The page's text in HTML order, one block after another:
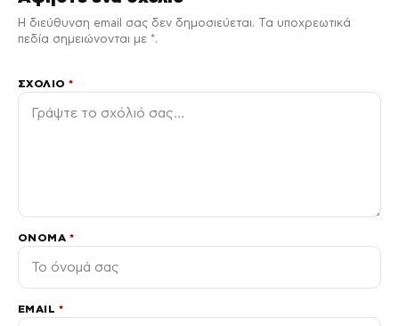
Η διεύθυνση email σας δεν δημοσιεύεται. Τα υποχρεωτικά
πεδία σημειώνονται με *.
ΣΧΌΛΙΟ*
ΌΝΟΜΑ *
EMAIL *